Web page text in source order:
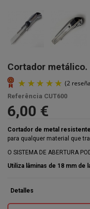
Cortador
Referência CUT600
6,00 €
Cortador de metal resistente
para qualquer material que
O SISTEMA DE ABERTURA
Utiliza lâminas de 18 mm de
Detalles